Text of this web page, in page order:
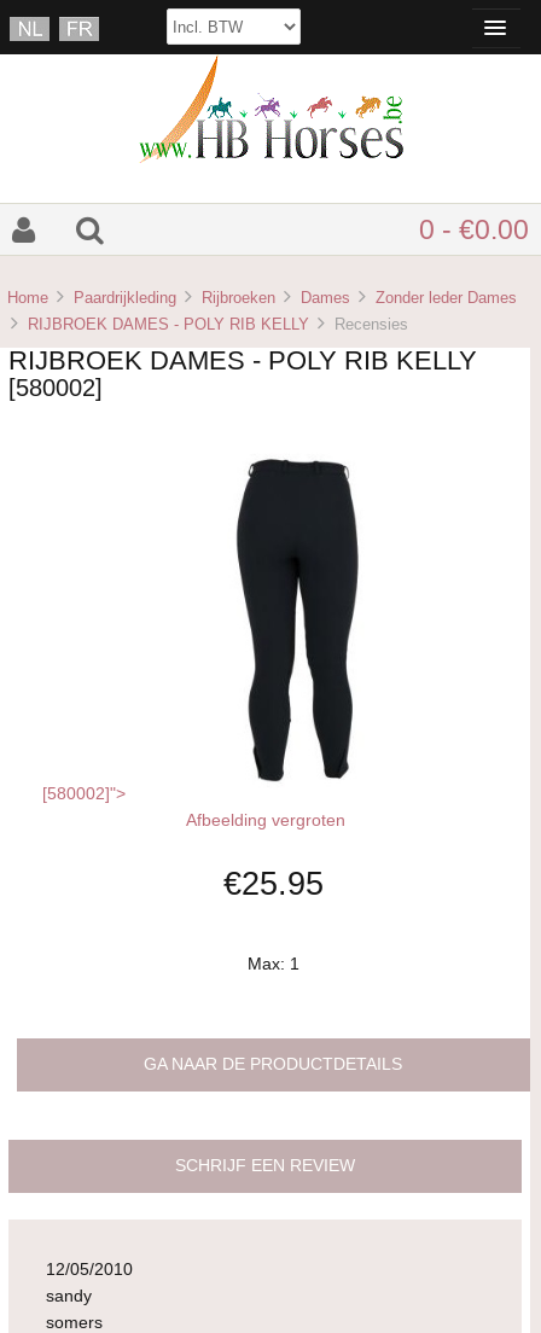
0 - €0.00
Home Paardrijkleding Rijbroeken Dames
Zonder leder Dames
RIJBROEK DAMES - POLY RIB KELLY
Recensies
RIJBROEK DAMES - POLY RIB KELLY
[580002]
[580002]">
Afbeelding vergroten
€25.95
Max: 1
GA NAAR DE PRODUCTDETAILS
SCHRIJF EEN REVIEW
12/05/2010
sandy
somers